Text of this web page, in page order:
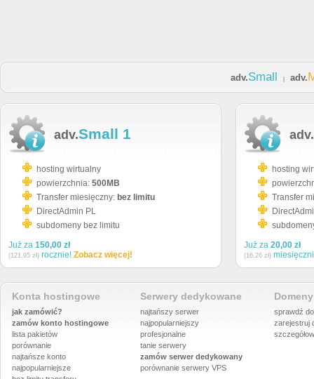
adv.Small adv.
adv.Small 1
hosting wirtualny
powierzchnia: 500MB
Transfer miesięczny: bez limitu
DirectAdmin PL
subdomeny bez limitu
Już za 150,00 zł
(121,95 zł) rocznie! Zobacz więcej!
adv.
hosting
Transfer
Już za 20,00 zł
(16,26 zł)
Konta hostingowe
jak zamówić?
zamów konto hostingowe
lista pakietów
porównanie
najtańsze konto
najpopularniejsze
Serwery dedykowane
najtańszy serwer
najpopularniejszy
profesjonalne
tanie serwery
zamów serwer dedykowany
porównanie serwery VPS
sprawdź
zarejestruj